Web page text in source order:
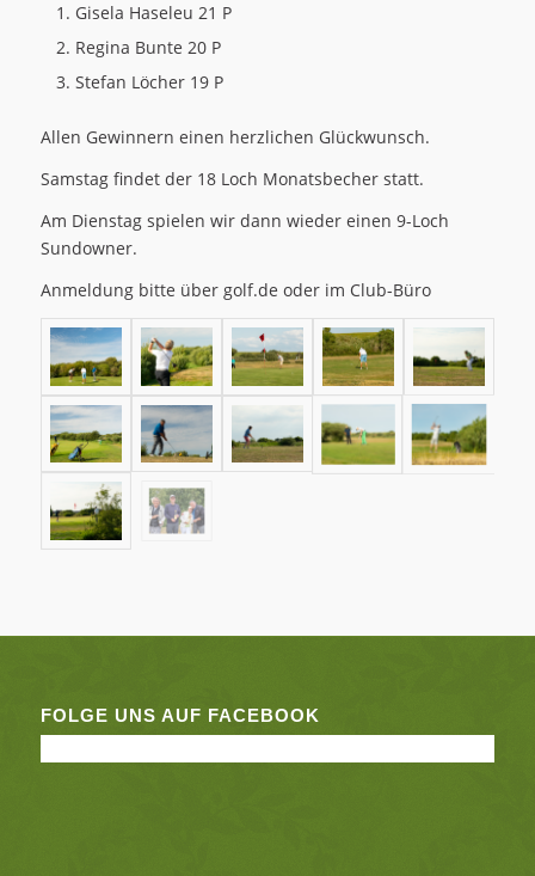
Gisela Haseleu 21 P
Regina Bunte 20 P
Stefan Löcher 19 P
Allen Gewinnern einen herzlichen Glückwunsch.
Samstag findet der 18 Loch Monatsbecher statt.
Am Dienstag spielen wir dann wieder einen 9-Loch
Sundowner.
Anmeldung bitte über golf.de oder im Club-Büro
FOLGE UNS AUF FACEBOOK